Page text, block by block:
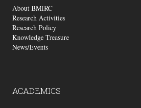
About BMIRC
Research Activities
Research Policy
Knowledge Treasure
News/Events
ACADEMICS